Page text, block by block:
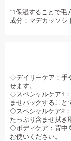
*1保湿することで
成分：マデカッソ
◇デイリーケア：手
せます。
◇スペシャルケア1
ませパックすること
◇スペシャルケア2
たっぷり含ませ拭き
◇ボディケア：背中
お使いください。